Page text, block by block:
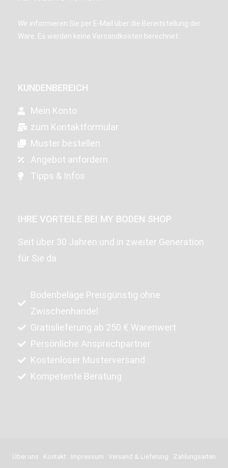
Wir informieren Sie per E-Mail über die Bereitstellung der
Ware. Es werden keine Versandkosten berechnet.
KUNDENBEREICH
Mein Konto
zum Kontaktformular
Muster bestellen
Angebot anfordern
Tipps & Infos
IHRE VORTEILE BEI MY BODEN SHOP
Seit über 30 Jahren und in zweiter Generation
für Sie da
Bodenbeläge Preisgünstig ohne
Zwischenhandel
Gratislieferung ab 250 € Warenwert
Persönliche Ansprechpartner
Kostenloser Musterversand
Kompetente Beratung
Über uns Kontakt Impressum Versand & Lieferung Zahlungsarten